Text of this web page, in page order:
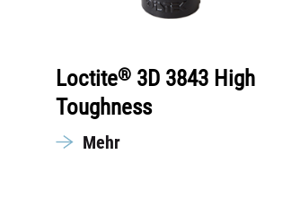
Loctite® 3D 3843 High
Toughness
Mehr